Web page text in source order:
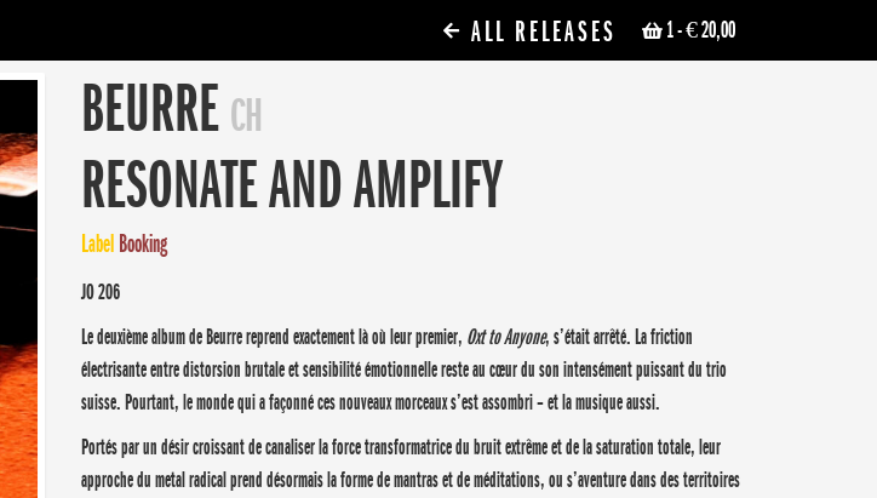
1- € 20,00
ALL RELEASES
BEURRE CH
RESONATE AND AMPLIFY
Label Booking
JO 206
Le deuxième album de Beurre reprend exactement là où leur premier, Oxt to Anyone, s’était arrêté. La friction
électrisante entre distorsion brutale et sensibilité émotionnelle reste au cœur du son intensément puissant du trio
suisse. Pourtant, le monde qui a façonné ces nouveaux morceaux s’est assombri – et la musique aussi.
Portés par un désir croissant de canaliser la force transformatrice du bruit extrême et de la saturation totale, leur
approche du metal radical prend désormais la forme de mantras et de méditations, ou s’aventure dans des territoires